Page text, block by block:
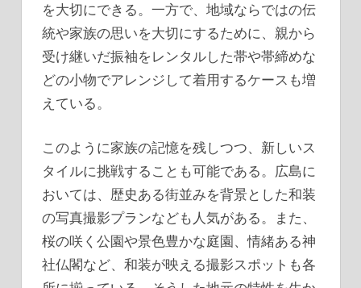
を大切にできる。一方で、地域ならではの伝
統や家族の思いを大切にするために、親から
受け継いだ振袖をレンタルした帯や帯締めな
どの小物でアレンジして着用するケースも増
えている。
このように家族の記憶を残しつつ、新しいス
タイルに挑戦することも可能である。広島に
おいては、歴史ある街並みを背景とした和装
の写真撮影プランなども人気がある。また、
桜の咲く公園や景色豊かな庭園、情緒ある神
社仏閣など、和装が映える撮影スポットも各